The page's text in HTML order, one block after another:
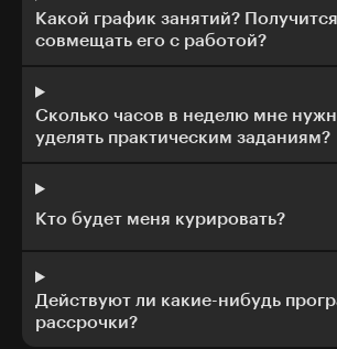
Какой график занятий?
совмещать его с работой?
Сколько часов в неделю мне
уделять практическим заданиям?
Кто будет меня курировать?
Действуют ли какие-нибудь
рассрочки?